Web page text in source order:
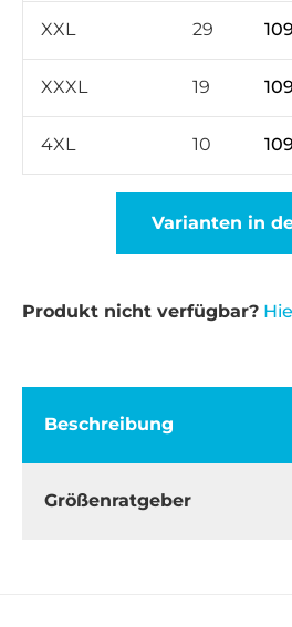
XXL 29
XXXL 19
4XL 10
Varianten in
Produkt nicht verfügbar?
Beschreibung
Größenratgeber